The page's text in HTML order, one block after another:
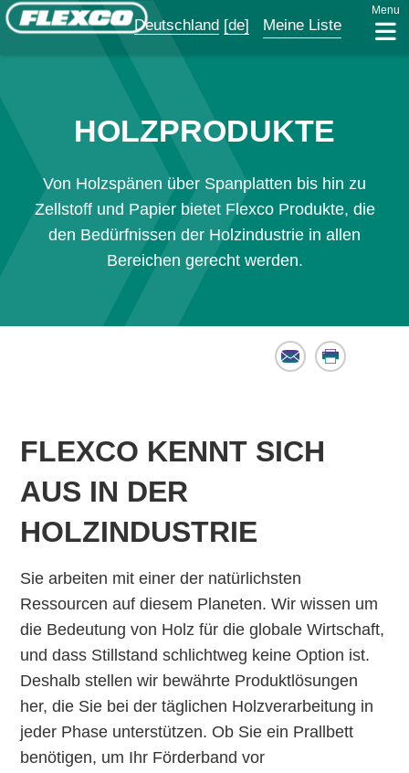
Deutschland [de] Meine Liste
Menu
HOLZPRODUKTE
Von Holzspänen über Spanplatten bis hin zu
Zellstoff und Papier bietet Flexco Produkte, die
den Bedürfnissen der Holzindustrie in allen
Bereichen gerecht werden.
Email Print
FLEXCO KENNT SICH
AUS IN DER
HOLZINDUSTRIE
Sie arbeiten mit einer der natürlichsten
Ressourcen auf diesem Planeten. Wir wissen um
die Bedeutung von Holz für die globale Wirtschaft,
und dass Stillstand schlichtweg keine Option ist.
Deshalb stellen wir bewährte Produktlösungen
her, die Sie bei der täglichen Holzverarbeitung in
jeder Phase unterstützen. Ob Sie ein Prallbett
benötigen, um Ihr Förderband vor